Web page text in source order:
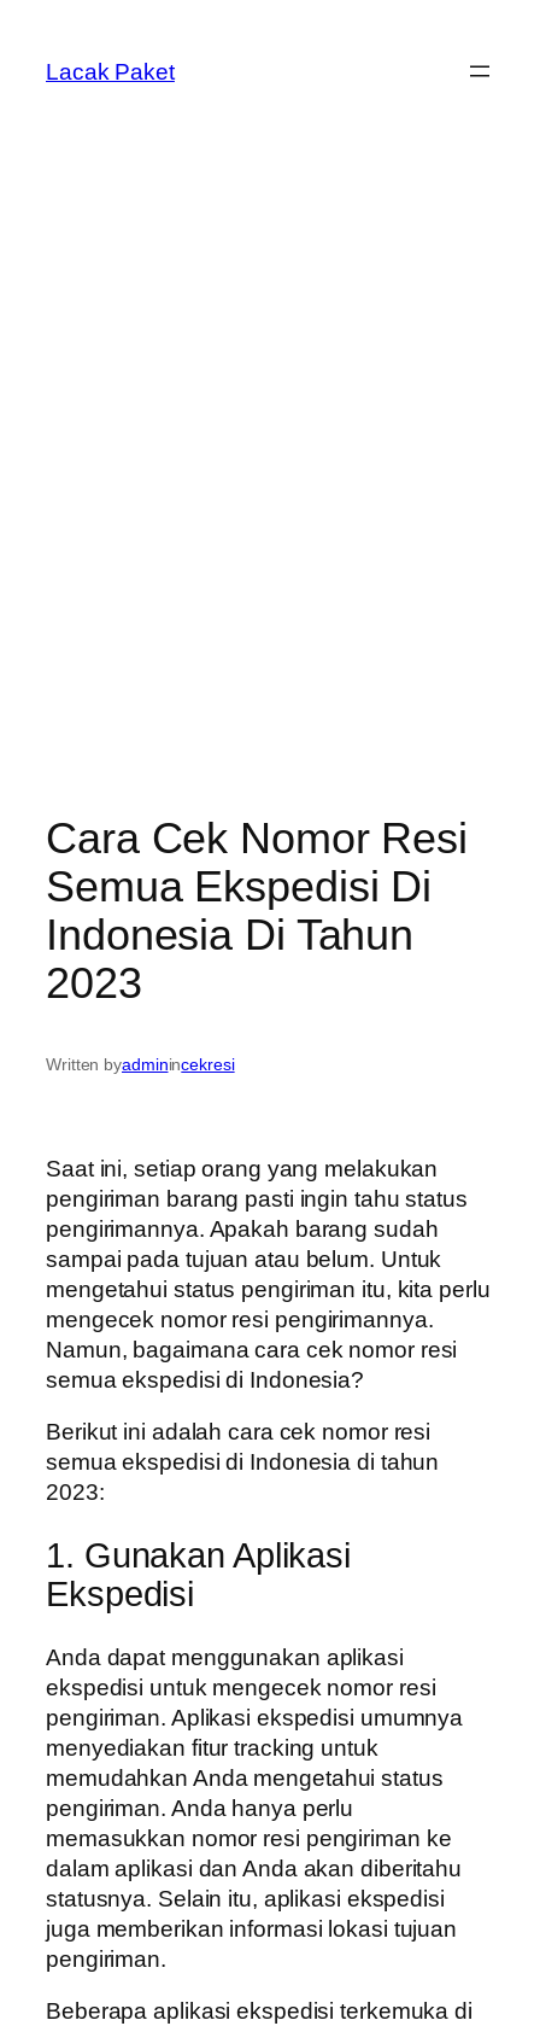
konten
Lacak Paket
Cara Cek Nomor Resi
Semua Ekspedisi Di
Indonesia Di Tahun
2023
Written byadminincekresi
Saat ini, setiap orang yang melakukan
pengiriman barang pasti ingin tahu status
pengirimannya. Apakah barang sudah
sampai pada tujuan atau belum. Untuk
mengetahui status pengiriman itu, kita perlu
mengecek nomor resi pengirimannya.
Namun, bagaimana cara cek nomor resi
semua ekspedisi di Indonesia?
Berikut ini adalah cara cek nomor resi
semua ekspedisi di Indonesia di tahun
2023:
1. Gunakan Aplikasi
Ekspedisi
Anda dapat menggunakan aplikasi
ekspedisi untuk mengecek nomor resi
pengiriman. Aplikasi ekspedisi umumnya
menyediakan fitur tracking untuk
memudahkan Anda mengetahui status
pengiriman. Anda hanya perlu
memasukkan nomor resi pengiriman ke
dalam aplikasi dan Anda akan diberitahu
statusnya. Selain itu, aplikasi ekspedisi
juga memberikan informasi lokasi tujuan
pengiriman.
Beberapa aplikasi ekspedisi terkemuka di